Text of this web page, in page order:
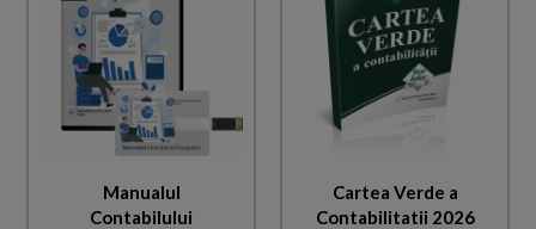
Manualul
Contabilului
Cartea Verde a
Contabilitatii 2026